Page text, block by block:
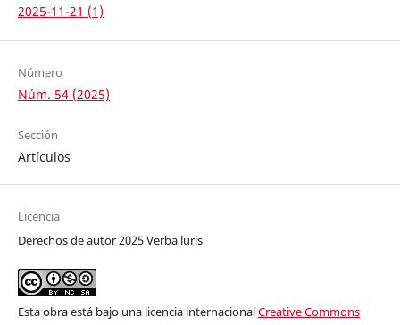
2025-11-21 (1)
Número
Núm. 54 (2025)
Sección
Artículos
Licencia
Derechos de autor 2025 Verba luris
Esta obra está bajo una licencia internacionalCreative Commons